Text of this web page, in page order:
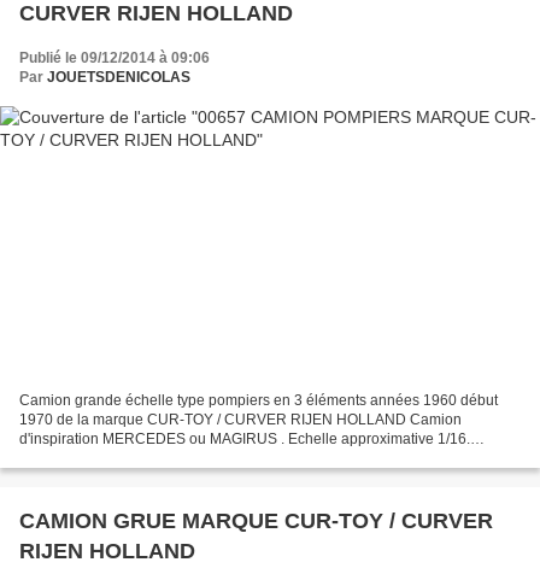
CURVER RIJEN HOLLAND
Publié le 09/12/2014 à 09:06
Par JOUETSDENICOLAS
Camion grande échelle type pompiers en 3 éléments années 1960 début
1970 de la marque CUR-TOY / CURVER RIJEN HOLLAND Camion
d'inspiration MERCEDES ou MAGIRUS . Echelle approximative 1/16.
CAMION GRUE MARQUE CUR-TOY / CURVER
RIJEN HOLLAND